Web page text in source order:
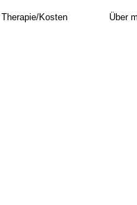
Therapie/Kosten Über